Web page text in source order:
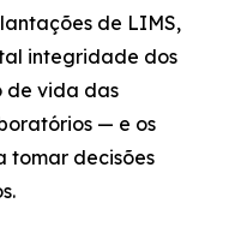
de LIMS,
integridade dos
de vida das
— e os
tomar decisões